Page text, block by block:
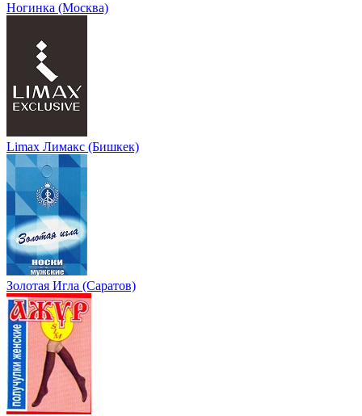
Ногинка (Москва)
Limax Лимакс (Бишкек)
Золотая Игла (Саратов)